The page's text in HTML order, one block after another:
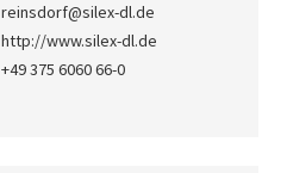
reinsdorf@silex-dl.de
http://www.silex-dl.de
+49 375 6060 66-0